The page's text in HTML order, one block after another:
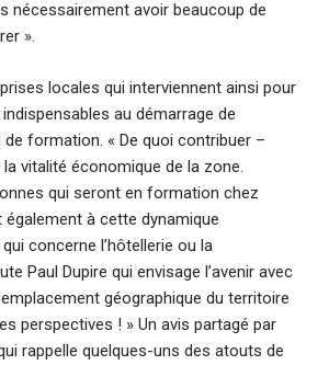
nécessairement avoir beaucoup de
».
locales qui interviennent ainsi pour
au démarrage de
de formation. « De quoi contribuer –
vitalité économique de la zone.
qui seront en formation chez
à cette dynamique
concerne l’hôtellerie ou la
Paul Dupire qui envisage l’avenir avec
géographique du territoire
perspectives ! » Un avis partagé par
rappelle quelques-uns des atouts de